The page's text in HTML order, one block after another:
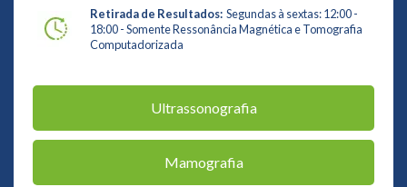
Retirada de Resultados:Segundas à sextas: 12:00 -
18:00 - Somente Ressonância Magnética e Tomografia
Computadorizada
Ultrassonografia
Mamografia